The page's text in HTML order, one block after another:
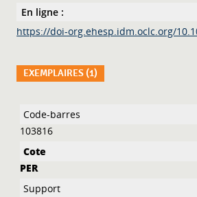
En ligne :
https://doi-org.ehesp.idm.oclc.org/
EXEMPLAIRES (1)
Liste des exemplaires
103816
PER